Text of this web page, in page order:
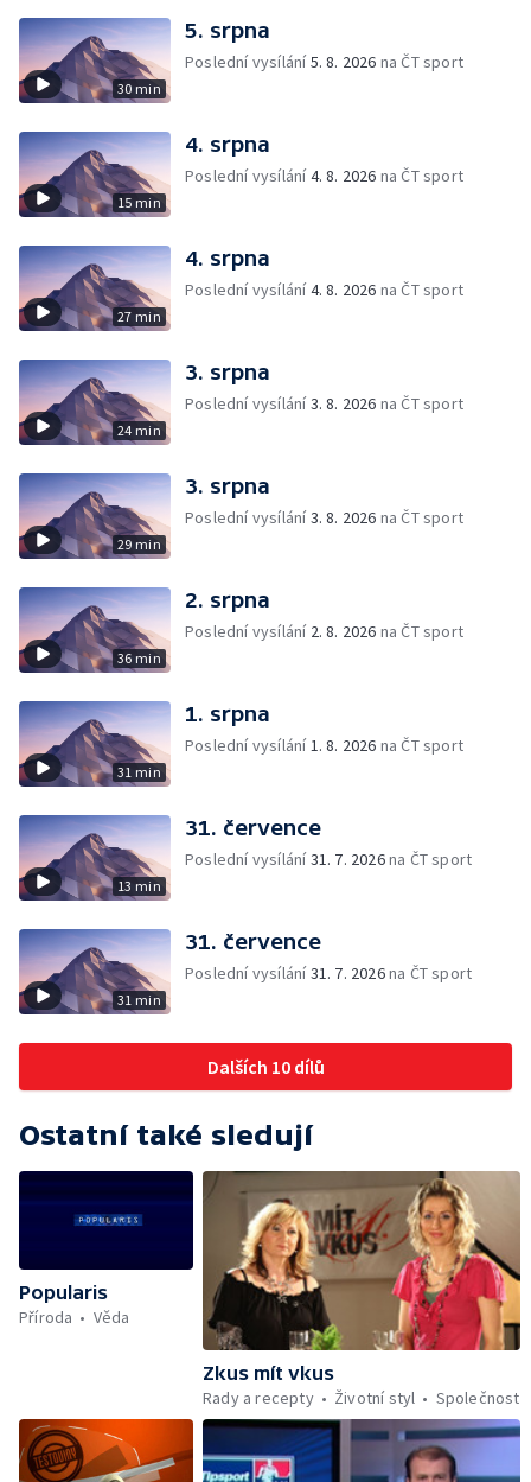
30 min
5. srpna
Poslední vysílání5. 8. 2026 na ČT sport
15 min
4. srpna
Poslední vysílání4. 8. 2026 na ČT sport
27 min
4. srpna
Poslední vysílání4. 8. 2026 na ČT sport
24 min
3. srpna
Poslední vysílání3. 8. 2026 na ČT sport
29 min
3. srpna
Poslední vysílání3. 8. 2026 na ČT sport
36 min
2. srpna
Poslední vysílání 2. 8. 2026 na ČT sport
31 min
1. srpna
Poslední vysílání1. 8. 2026 na ČT sport
13 min
31. července
Poslední vysílání31. 7. 2026na ČT sport
31 min
31. července
Poslední vysílání31. 7. 2026na ČT sport
Dalších 10 dílů
Ostatní také sledují
Popularis
Příroda
Věda
Zkus mít vkus
Rady a recepty
Životní styl Společnost